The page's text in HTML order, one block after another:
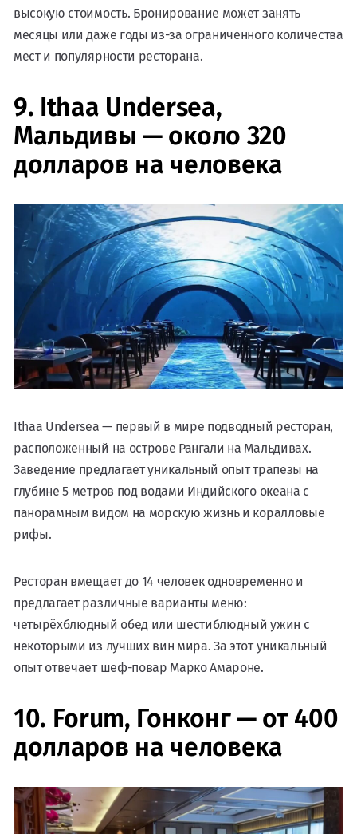
высокую стоимость. Бронирование может занять
месяцы или даже годы из-за ограниченного количества
мест и популярности ресторана.
9. Ithaa Undersea,
Мальдивы — около 320
долларов на человека
Ithaa Undersea — первый в мире подводный ресторан,
расположенный на острове Рангали на Мальдивах.
Заведение предлагает уникальный опыт трапезы на
глубине 5 метров под водами Индийского океана с
панорамным видом на морскую жизнь и коралловые
рифы.
Ресторан вмещает до 14 человек одновременно и
предлагает различные варианты меню:
четырёхблюдный обед или шестиблюдный ужин с
некоторыми из лучших вин мира. За этот уникальный
опыт отвечает шеф-повар Марко Амароне.
10. Forum, Гонконг — от 400
долларов на человека